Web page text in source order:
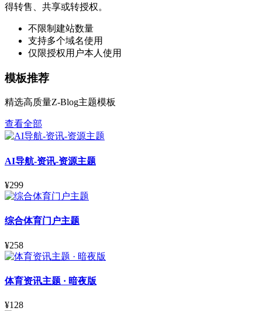
得转售、共享或转授权。
不限制建站数量
支持多个域名使用
仅限授权用户本人使用
模板推荐
精选高质量Z-Blog主题模板
查看全部
AI导航-资讯-资源主题
¥299
综合体育门户主题
¥258
体育资讯主题 · 暗夜版
¥128